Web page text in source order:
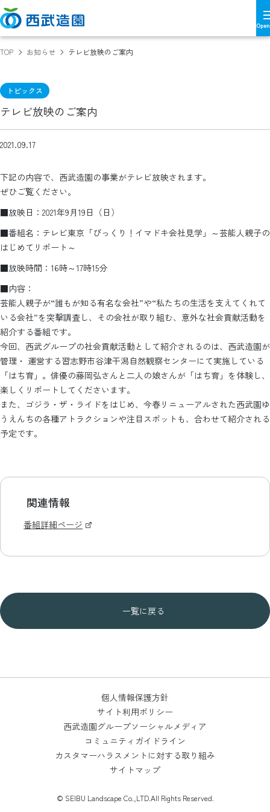
TOP お知らせ テレビ放映のご案内
トピックス
テレビ放映のご案内
2021.09.17
下記の内容で、西武造園の事業がテレビ放映されます。
ぜひご覧ください。
■放映日：2021年9月19日（日）
■番組名：テレビ東京「びっくり！イマドキ会社見学」～芸能人親子の
はじめてリポート～
■放映時間：16時～17時15分
■内容：
芸能人親子が“誰もが知る有名な会社”や“私たちの生活を支えてくれて
いる会社”を突撃調査し、その会社が取り組む、意外な社会貢献活動を
紹介する番組です。
今回、西武グループの社会貢献活動として紹介されるのは、西武造園が
管理・ 運営する習志野市谷津干潟自然観察センターにて実施している
「はち育」。俳優の藤岡弘さんと二人の娘さんが「はち育」を体験し、
楽しくリポートしてくださいます。
また、ゴジラ・ザ・ライドをはじめ、今春リニューアルされた西武園ゆ
うえんちの各種アトラクションや注目スポットも、合わせて紹介される
予定です。
関連情報
番組詳細ページ
一覧に戻る
個人情報保護方針
サイト利用ポリシー
西武造園グループソーシャルメディア
コミュニティガイドライン
カスタマーハラスメントに対する取り組み
サイトマップ
© SEIBU Landscape Co.,LTD.All Rights Reserved.